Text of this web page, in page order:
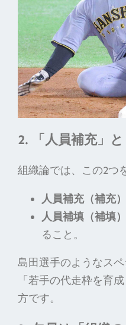
2. 「人員補充」
組織論では、この2つ
人員補充（補充）
人員補填（補填）
ること。
島田選手のようなス
「若手の代走枠を育
方です。